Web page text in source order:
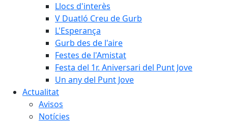
Llocs d'interès
V Duatló Creu de Gurb
L'Esperança
Gurb des de l'aire
Festes de l'Amistat
Festa del 1r. Aniversari del Punt Jove
Un any del Punt Jove
Actualitat
Avisos
Notícies